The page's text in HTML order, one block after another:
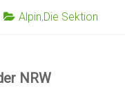
Alpin,Die Sektion
NRW